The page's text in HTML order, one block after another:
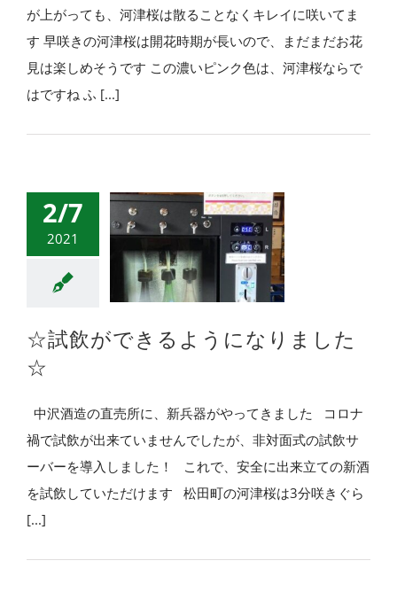
が上がっても、河津桜は散ることなくキレイに咲いてま
す 早咲きの河津桜は開花時期が長いので、まだまだお花
見は楽しめそうです この濃いピンク色は、河津桜ならで
はですね ふ [...]
2/7
2021
☆試飲ができるようになりました
☆
中沢酒造の直売所に、新兵器がやってきました コロナ
禍で試飲が出来ていませんでしたが、非対面式の試飲サ
ーバーを導入しました！ これで、安全に出来立ての新酒
を試飲していただけます 松田町の河津桜は3分咲きぐら
[...]